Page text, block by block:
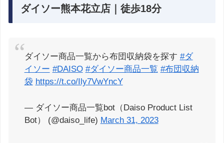
ダイソー熊本花立店｜徒歩18分
ダイソー商品一覧から布団収納袋を探す #ダ
イソー #DAISO #ダイソー商品一覧 #布団収納
袋 https://t.co/Ily7VwYncY
— ダイソー商品一覧bot（Daiso Product List
Bot） (@daiso_life) March 31, 2023